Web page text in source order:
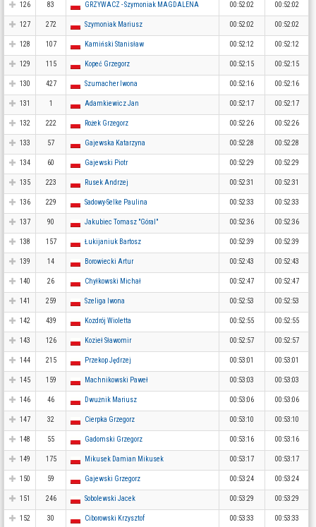
126 83 GRZYWACZ - Szymoniak MAGDALENA 00:52:02 00:52:02
127 272 Szymoniak Mariusz 00:52:02 00:52:02
128 107 Kamiński Stanisław 00:52:12 00:52:12
129 115 Kopeć Grzegorz 00:52:15 00:52:15
130 427 Szumacher Iwona 00:52:16 00:52:16
131 1 Adamkiewicz Jan 00:52:17 00:52:17
132 222 Rożek Grzegorz 00:52:26 00:52:26
133 57 Gajewska Katarzyna 00:52:28 00:52:28
134 60 Gajewski Piotr 00:52:29 00:52:29
135 223 Rusek Andrzej 00:52:31 00:52:31
136 229 Sadowy-Selke Paulina 00:52:33 00:52:33
137 90 Jakubiec Tomasz "Góral" 00:52:36 00:52:36
138 157 Łukijaniuk Bartosz 00:52:39 00:52:39
139 14 Borowiecki Artur 00:52:43 00:52:43
140 26 Chyłkowski Michał 00:52:47 00:52:47
141 259 Szeliga Iwona 00:52:53 00:52:53
142 439 Kozdrój Wioletta 00:52:55 00:52:55
143 126 Kozieł Sławomir 00:52:57 00:52:57
144 215 Przekop Jędrzej 00:53:01 00:53:01
145 159 Machnikowski Paweł 00:53:03 00:53:03
146 46 Dwużnik Mariusz 00:53:06 00:53:06
147 32 Cierpka Grzegorz 00:53:10 00:53:10
148 55 Gadomski Grzegorz 00:53:16 00:53:16
149 175 Mikusek Damian Mikusek 00:53:17 00:53:17
150 59 Gajewski Grzegorz 00:53:24 00:53:24
151 246 Sobolewski Jacek 00:53:29 00:53:29
152 30 Ciborowski Krzysztof 00:53:33 00:53:33